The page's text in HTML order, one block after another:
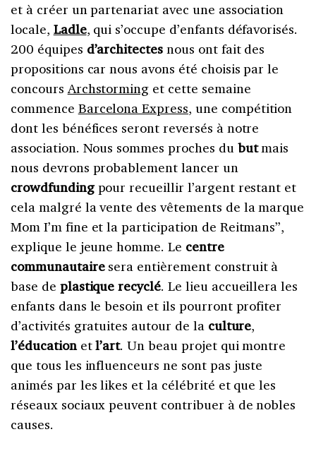
et à créer un partenariat avec une association
locale, Ladle, qui s’occupe d’enfants défavorisés.
200 équipes d’architectes nous ont fait des
propositions car nous avons été choisis par le
concoursArchstorming et cette semaine
commence Barcelona Express, une compétition
dont les bénéfices seront reversés à notre
association. Nous sommes proches du butmais
nous devrons probablement lancer un
crowdfundingpour recueillir l’argent restant et
cela malgré la vente des vêtements de la marque
Mom I’m fine et la participation de Reitmans”,
explique le jeune homme. Le centre
communautairesera entièrement construit à
base de plastique recyclé. Le lieu accueillera les
enfants dans le besoin et ils pourront profiter
d’activités gratuites autour de la culture,
l’éducationetl’art. Un beau projet qui montre
que tous les influenceurs ne sont pas juste
animés par les likes et la célébrité et que les
réseaux sociaux peuvent contribuer à de nobles
causes.